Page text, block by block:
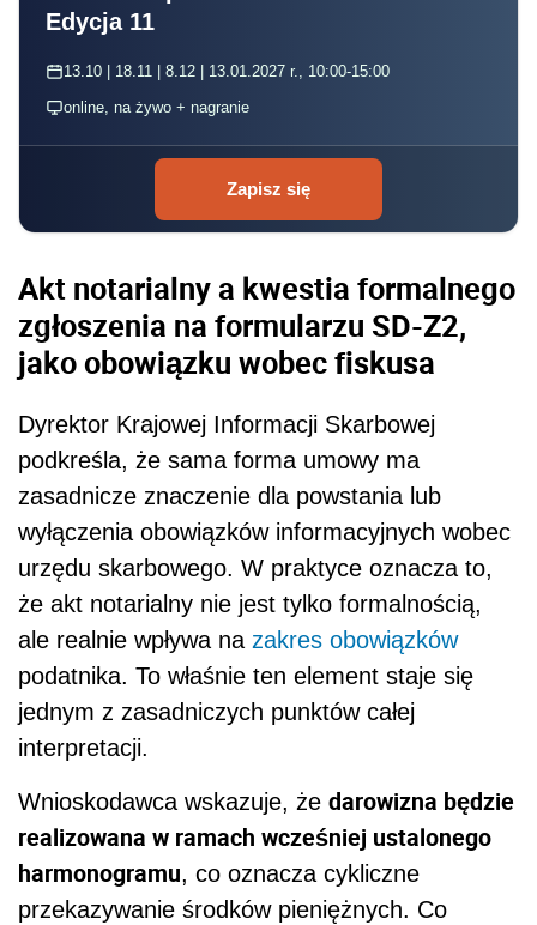
Edycja 11
13.10 | 18.11 | 8.12 | 13.01.2027 r., 10:00-15:00
online, na żywo + nagranie
Zapisz się
Akt notarialny a kwestia formalnego
zgłoszenia na formularzu SD-Z2,
jako obowiązku wobec fiskusa
Dyrektor Krajowej Informacji Skarbowej
podkreśla, że sama forma umowy ma
zasadnicze znaczenie dla powstania lub
wyłączenia obowiązków informacyjnych wobec
urzędu skarbowego. W praktyce oznacza to,
że akt notarialny nie jest tylko formalnością,
ale realnie wpływa na zakres obowiązków
podatnika. To właśnie ten element staje się
jednym z zasadniczych punktów całej
interpretacji.
Wnioskodawca wskazuje, że darowizna będzie
realizowana w ramach wcześniej ustalonego
harmonogramu, co oznacza cykliczne
przekazywanie środków pieniężnych. Co